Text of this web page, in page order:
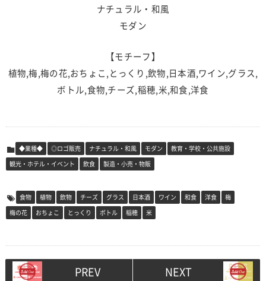
ナチュラル・和風
モダン
【モチーフ】
植物,梅,梅の花,おちょこ,とっくり,飲物,日本酒,ワイン,グラス,
ボトル,食物,チーズ,稲穂,米,和食,洋食
◆業種◆ ◎ロゴ販売 ナチュラル・和風 モダン
教育・学校・公共施設
観光・ホテル・イベント
飲食 製造・小売・物販
食物 植物 飲物 チーズ グラス 日本酒 ワイン 和食 洋食
梅
梅の花
おちょこ とっくり ボトル 稲穂 米
PREV NEXT